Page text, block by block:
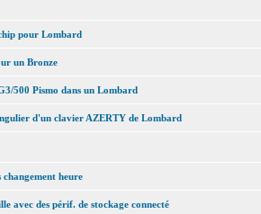
pour Lombard
un Bronze
500 Pismo dans un Lombard
d'un clavier AZERTY de Lombard
heure
avec des périf. de stockage connecté